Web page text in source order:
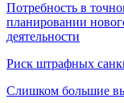
Потребность в
планировании
деятельности
Риск штрафных
Слишком большие